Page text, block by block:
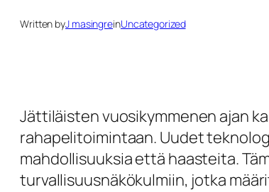
Written byJ masingreinUncategorized
Jättiläisten vuosikymmenen ajan
rahapelitoimintaan. Uudet
mahdollisuuksia että haasteita.
turvallisuusnäkökulmiin, jotka